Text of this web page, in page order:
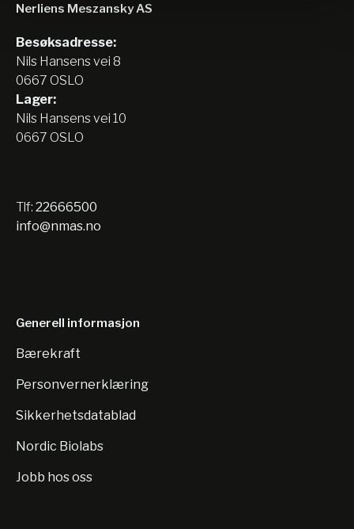
Nerliens Meszansky AS
Besøksadresse:
Nils Hansens vei 8
0667 OSLO
Lager:
Nils Hansens vei 10
0667 OSLO
Tlf: 22666500
info@nmas.no
Generell informasjon
Bærekraft
Personvernerklæring
Sikkerhetsdatablad
Nordic Biolabs
Jobb hos oss